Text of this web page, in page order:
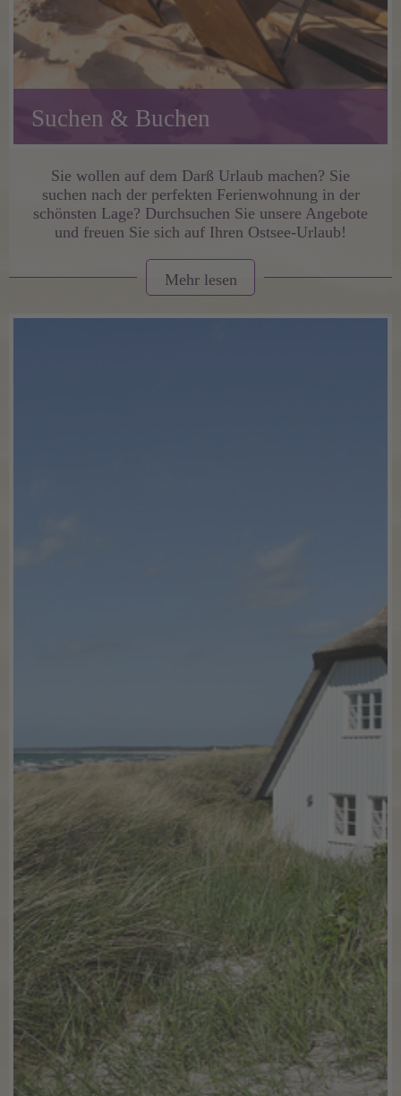
Suchen & Buchen
Sie wollen auf dem Darß Urlaub machen? Sie
suchen nach der perfekten Ferienwohnung in der
schönsten Lage? Durchsuchen Sie unsere Angebote
und freuen Sie sich auf Ihren Ostsee-Urlaub!
Mehr lesen